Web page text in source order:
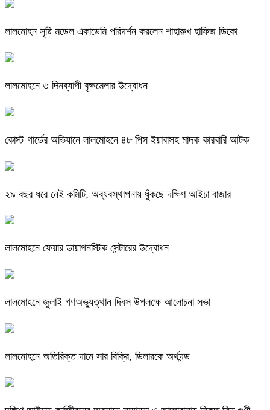
লালমোহন সৃষ্টি মডেল একাডেমি পরিদর্শন করলেন শাহারুখ হাফিজ ডিকো
লালমোহনে ৩ দিনব্যাপী বৃক্ষমেলার উদ্বোধন
কোস্ট গার্ডের অভিযানে লালমোহনে ৪৮ পিস ইয়াবাসহ মাদক কারবারি আটক
২৯ বছর ধরে নেই কমিটি, অব্যবস্থাপনায় ধুঁকছে দক্ষিণ আইচা বাজার
লালমোহনে ফেয়ার ডায়াগনস্টিক সেন্টারের উদ্বোধন
লালমোহনে জুলাই গণঅভ্যুত্থান দিবস উপলক্ষে আলোচনা সভা
লালমোহনে অতিরিক্ত দামে সার বিক্রি, ডিলারকে অর্থদন্ড